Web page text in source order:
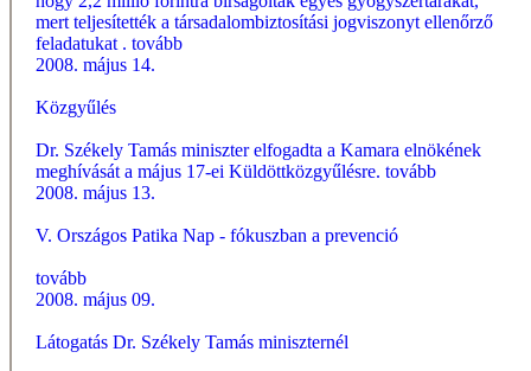
mert teljesítették a társadalombiztosítási jogviszonyt ellenőrző
feladatukat . tovább
2008. május 14.
Közgyűlés
Dr. Székely Tamás miniszter elfogadta a Kamara elnökének
meghívását a május 17-ei Küldöttközgyűlésre. tovább
2008. május 13.
V. Országos Patika Nap - fókuszban a prevenció
tovább
2008. május 09.
Látogatás Dr. Székely Tamás miniszternél